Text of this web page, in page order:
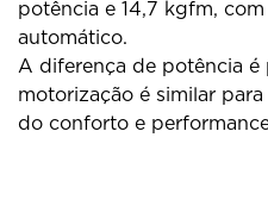
potência e 14,7 kgfm,
automático.
A diferença de potência é
motorização é similar
do conforto e